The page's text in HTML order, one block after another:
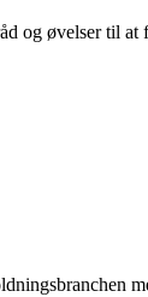
og øvelser til